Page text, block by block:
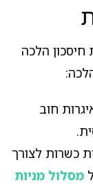
הלכה
חוב
כשרות לצורך
מסלול מניות